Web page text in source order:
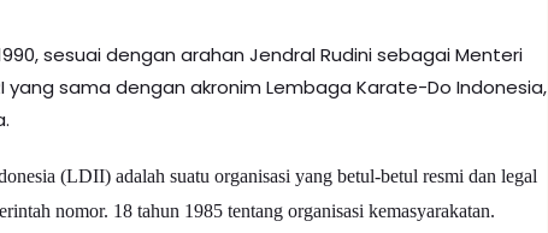
sesuai dengan arahan Jendral Rudini sebagai Menteri
yang sama dengan akronim Lembaga Karate-Do Indonesia,
(LDII) adalah suatu organisasi yang betul-betul resmi dan legal
nomor. 18 tahun 1985 tentang organisasi kemasyarakatan.